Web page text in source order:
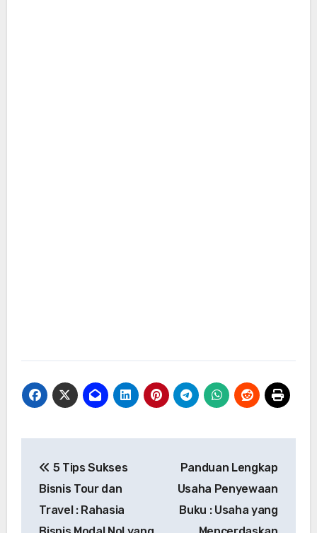
pos
5 Tips Sukses
Bisnis Tour dan
Travel : Rahasia
Panduan Lengkap
Usaha Penyewaan
Buku : Usaha yang